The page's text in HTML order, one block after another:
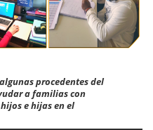
procedentes del
a familias con
e hijas en el